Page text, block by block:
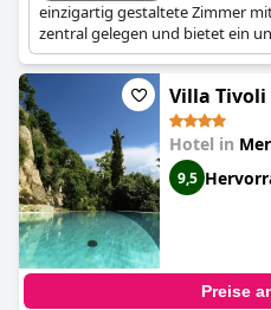
einzigartig gestaltete Zimmer
zentral gelegen und bietet ein
unvergessliches Erlebnis. Das
Kreativität und Individualität
Villa Tivoli
Hotel in
9,5
Preise